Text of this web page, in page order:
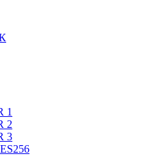
1
2
3